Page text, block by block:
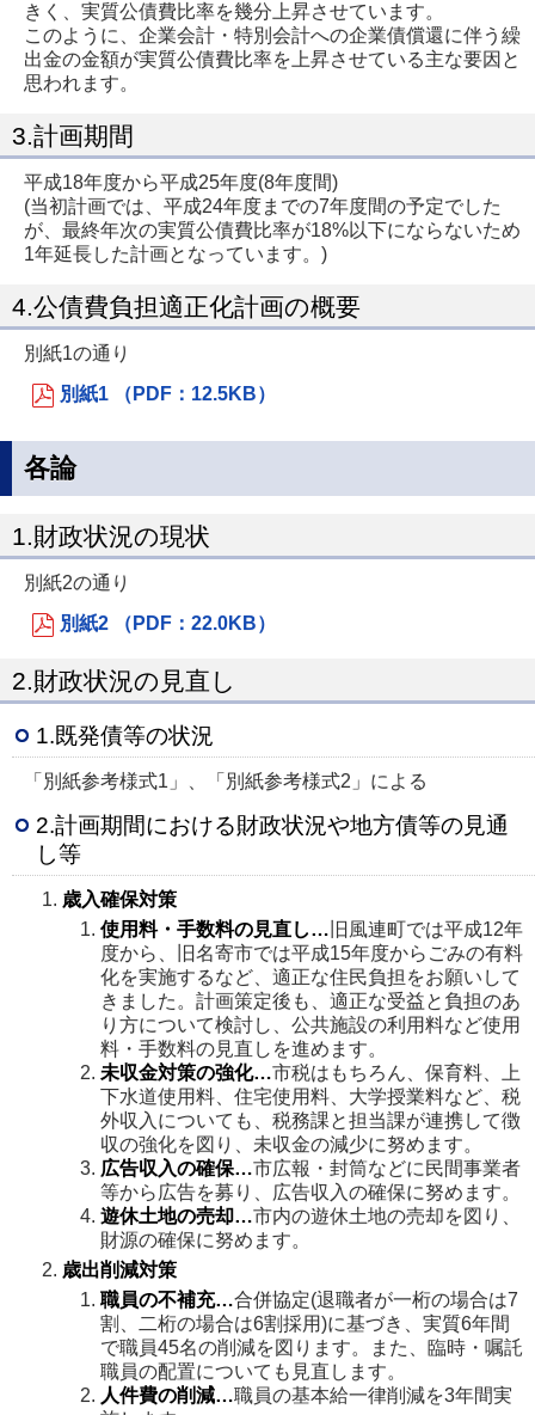
きく、実質公債費比率を幾分上昇させています。
このように、企業会計・特別会計への企業債償還に伴う繰
出金の金額が実質公債費比率を上昇させている主な要因と
思われます。
3.計画期間
平成18年度から平成25年度(8年度間)
(当初計画では、平成24年度までの7年度間の予定でした
が、最終年次の実質公債費比率が18%以下にならないため
1年延長した計画となっています。)
4.公債費負担適正化計画の概要
別紙1の通り
別紙1 （PDF：12.5KB）
各論
1.財政状況の現状
別紙2の通り
別紙2 （PDF：22.0KB）
2.財政状況の見直し
1.既発債等の状況
「別紙参考様式1」、「別紙参考様式2」による
2.計画期間における財政状況や地方債等の見通
し等
歳入確保対策
使用料・手数料の見直し… 旧風連町では平成12年
度から、旧名寄市では平成15年度からごみの有料
化を実施するなど、適正な住民負担をお願いして
きました。計画策定後も、適正な受益と負担のあ
り方について検討し、公共施設の利用料など使用
料・手数料の見直しを進めます。
未収金対策の強化…市税はもちろん、保育料、上
下水道使用料、住宅使用料、大学授業料など、税
外収入についても、税務課と担当課が連携して徴
収の強化を図り、未収金の減少に努めます。
広告収入の確保…市広報・封筒などに民間事業者
等から広告を募り、広告収入の確保に努めます。
遊休土地の売却…市内の遊休土地の売却を図り、
財源の確保に努めます。
歳出削減対策
職員の不補充…合併協定(退職者が一桁の場合は7
割、二桁の場合は6割採用)に基づき、実質6年間
で職員45名の削減を図ります。また、臨時・嘱託
職員の配置についても見直します。
人件費の削減…職員の基本給一律削減を3年間実